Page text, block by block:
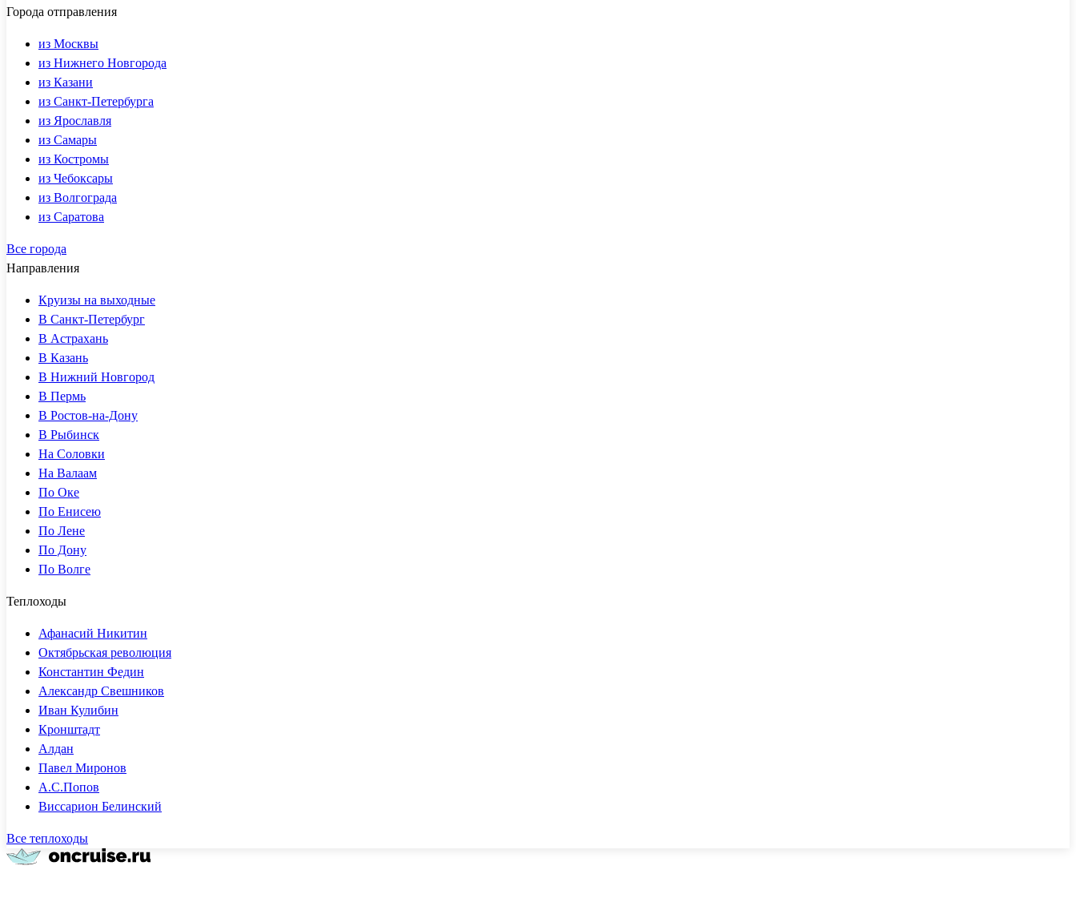
Города отправления
из Москвы
из Нижнего Новгорода
из Казани
из Санкт-Петербурга
из Ярославля
из Самары
из Костромы
из Чебоксары
из Волгограда
из Саратова
Все города
Направления
Круизы на выходные
В Санкт-Петербург
В Астрахань
В Казань
В Нижний Новгород
В Пермь
В Ростов-на-Дону
В Рыбинск
На Соловки
На Валаам
По Оке
По Енисею
По Лене
По Дону
По Волге
Теплоходы
Афанасий Никитин
Октябрьская революция
Константин Федин
Александр Свешников
Иван Кулибин
Кронштадт
Алдан
Павел Миронов
А.С.Попов
Виссарион Белинский
Все теплоходы